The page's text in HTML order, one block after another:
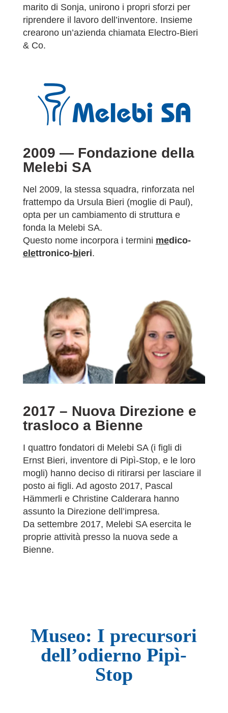
marito di Sonja, unirono i propri sforzi per
riprendere il lavoro dell’inventore. Insieme
crearono un’azienda chiamata Electro-Bieri
& Co.
2009 — Fondazione della
Melebi SA
Nel 2009, la stessa squadra, rinforzata nel
frattempo da Ursula Bieri (moglie di Paul),
opta per un cambiamento di struttura e
fonda la Melebi SA.
Questo nome incorpora i termini medico-
elettronico-bieri.
2017 – Nuova Direzione e
trasloco a Bienne
I quattro fondatori di Melebi SA (i figli di
Ernst Bieri, inventore di Pipì-Stop, e le loro
mogli) hanno deciso di ritirarsi per lasciare il
posto ai figli. Ad agosto 2017, Pascal
Hämmerli e Christine Calderara hanno
assunto la Direzione dell’impresa.
Da settembre 2017, Melebi SA esercita le
proprie attività presso la nuova sede a
Bienne.
Museo: I precursori
dell’odierno Pipì-
Stop